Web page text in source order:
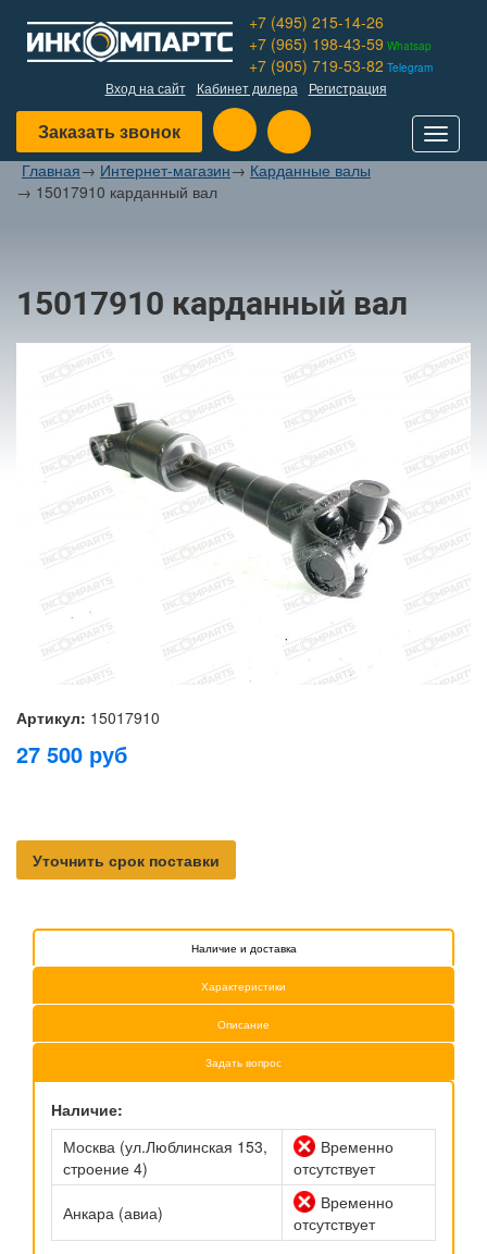
+7 (495) 215-14-26
+7 (965) 198-43-59 Whatsap
+7 (905) 719-53-82 Telegram
Вход на сайт Кабинет дилера Регистрация
Заказать звонок
Toggle
Главная→ Интернет-магазин→ Карданные валы
→ 15017910 карданный вал
15017910 карданный вал
Артикул: 15017910
27 500 руб
Уточнить срок поставки
Наличие и доставка
Характеристики
Описание
Задать вопрос
Наличие:
Москва (ул.Люблинская 153,
строение 4)
Временно
отсутствует
Анкара (авиа)
Временно
отсутствует